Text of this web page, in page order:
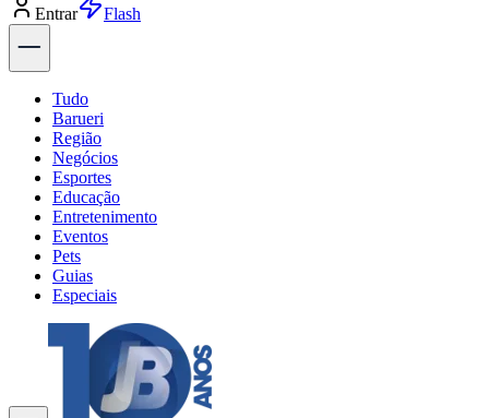
Entrar
Explorar
Tudo
Barueri
Região
Negócios
Esportes
Educação
Entretenimento
Eventos
Pets
Guias
Especiais
Explore Tudo
Últimas Notícias
Previsão do Tempo
Trânsito e Rotas